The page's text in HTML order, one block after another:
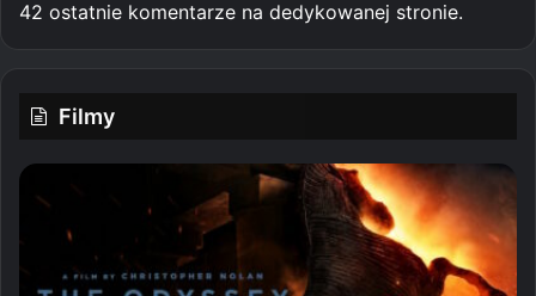
42 ostatnie komentarze na dedykowanej stronie.
Filmy